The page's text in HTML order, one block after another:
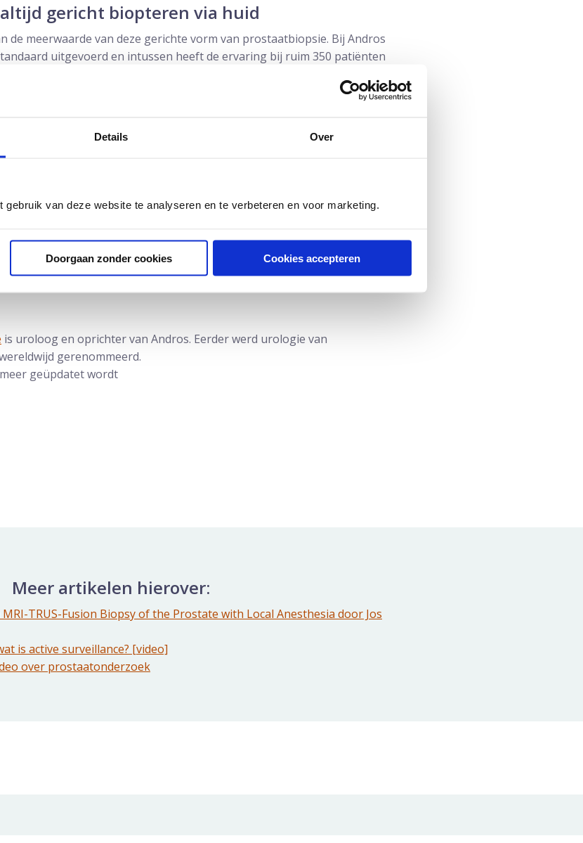
Details Over
van deze website te analyseren en te verbeteren en voor marketing.
Doorgaan zonder cookies Cookies accepteren
gericht biopteren via huid
de meerwaarde van deze gerichte vorm van prostaatbiopsie. Bij Andros
uitgevoerd en intussen heeft de ervaring bij ruim 350 patiënten
is uroloog en oprichter van Andros. Eerder werd urologie van
gerenommeerd.
geüpdatet wordt
Meer artikelen hierover:
TRUS-Fusion Biopsy of the Prostate with Local Anesthesia door Jos
is active surveillance? [video]
over prostaatonderzoek